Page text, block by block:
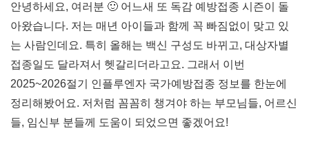
안녕하세요, 여러분 🙂 어느새 또 독감 예방접종 시즌이 돌
아왔습니다. 저는 매년 아이들과 함께 꼭 빠짐없이 맞고 있
는 사람인데요. 특히 올해는 백신 구성도 바뀌고, 대상자별
접종일도 달라져서 헷갈리더라고요. 그래서 이번
2025~2026절기 인플루엔자 국가예방접종 정보를 한눈에
정리해봤어요. 저처럼 꼼꼼히 챙겨야 하는 부모님들, 어르신
들, 임신부 분들께 도움이 되었으면 좋겠어요!